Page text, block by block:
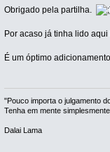
Obrigado pela partilha.
Por acaso já tinha lido
É um óptimo
"Pouco importa o julgamento
Tenha em mente
Dalai Lama